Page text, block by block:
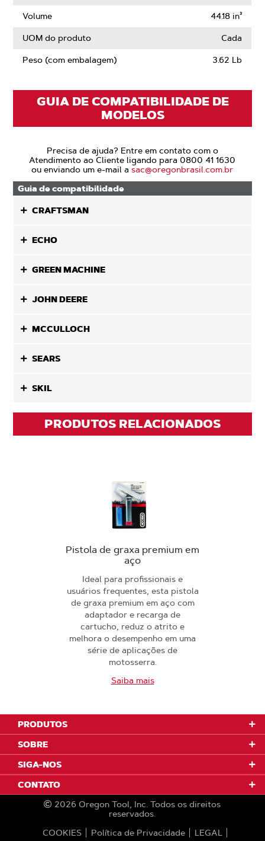
Volume 44.18 in³
UOM do produto Cada
Peso (com embalagem) 3.62 Lb
GUIA DE COMPATIBILIDADE DE
MODELOS
Precisa de ajuda? Entre em contato com o
Atendimento ao Cliente ligando para 0800 41 1630
ou enviando um e-mail asac@oregonbrasil.com.br
Guia de compatibilidade
CRAFTSMAN
ECHO
GREEN MACHINE
JOHN DEERE
MCCULLOCH
SEARS
SKIL
PRODUTOS RELACIONADOS
Pistola de graxa premium em
aço
Ideal para profissionais e
usuários frequentes, esta pistola
de graxa premium em aço com
adaptador e recarga de
cartucho, reduz o atrito e
melhora o desempenho em uma
série de aplicações de
motosserra.
Saiba mais
PRODUTOS
SOBRE
SIGA-NOS
CONTATO
2026 Oregon Tool, Inc. Todos os direitos
reservados.
COOKIES
Política de Privacidade LEGAL